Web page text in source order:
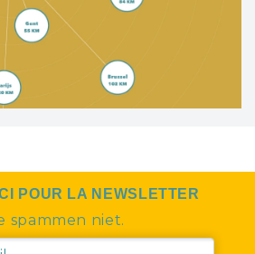
POUR LA NEWSLETTER
spammen niet.